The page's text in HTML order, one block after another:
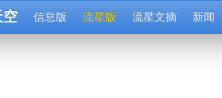
空 信息版 流星版 流星文摘 新闻